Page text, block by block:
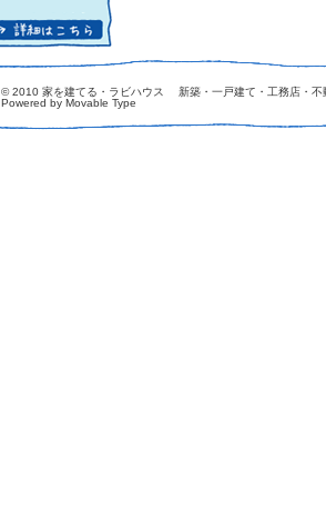
© 2010 家を建てる・ラビハウス 新築・一戸建て・工務店・不
Powered by Movable Type